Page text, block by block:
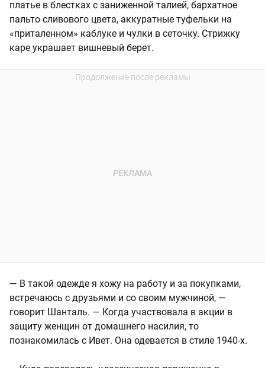
платье в блестках с заниженной талией, бархатное
пальто сливового цвета, аккуратные туфельки на
«приталенном» каблуке и чулки в сеточку. Стрижку
каре украшает вишневый берет.
— В такой одежде я хожу на работу и за покупками,
встречаюсь с друзьями и со своим мужчиной, —
говорит Шанталь. — Когда участвовала в акции в
защиту женщин от домашнего насилия, то
познакомилась с Ивет. Она одевается в стиле 1940-х.